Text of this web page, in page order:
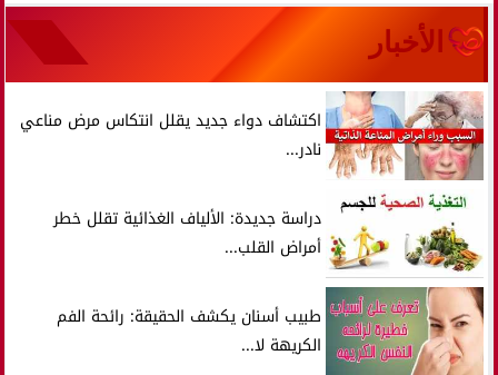
الأخبار
اكتشاف دواء جديد يقلل انتكاس مرض مناعي
نادر...
دراسة جديدة: الألياف الغذائية تقلل خطر
أمراض القلب...
طبيب أسنان يكشف الحقيقة: رائحة الفم
الكريهة لا...